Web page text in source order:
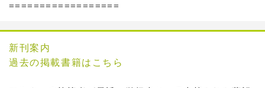
==================
新刊案内
過去の掲載書籍はこちら